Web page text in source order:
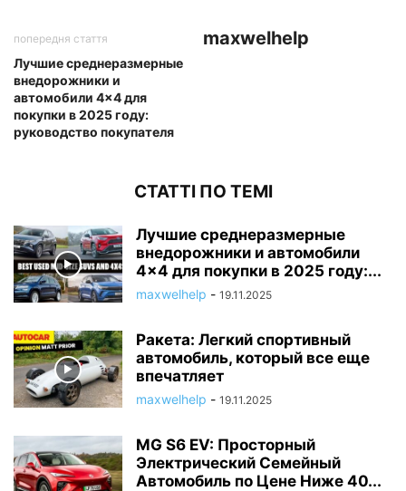
попередня стаття
Лучшие среднеразмерные
внедорожники и
автомобили 4×4 для
покупки в 2025 году:
руководство покупателя
maxwelhelp
СТАТТІ ПО ТЕМІ
Лучшие среднеразмерные
внедорожники и автомобили
4×4 для покупки в 2025 году:...
maxwelhelp - 19.11.2025
Ракета: Легкий спортивный
автомобиль, который все еще
впечатляет
maxwelhelp - 19.11.2025
MG S6 EV: Просторный
Электрический Семейный
Автомобиль по Цене Ниже 40...